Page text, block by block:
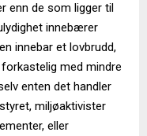
enn de som ligger til
innebærer
innebar et lovbrudd,
med mindre
enten det handler
miljøaktivister
eller